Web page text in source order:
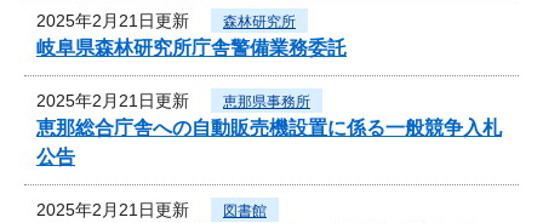
2025年2月21日更新 森林研究所
岐阜県森林研究所庁舎警備業務委託
2025年2月21日更新 恵那県事務所
恵那総合庁舎への自動販売機設置に係る一般競争入札
公告
2025年2月21日更新 図書館